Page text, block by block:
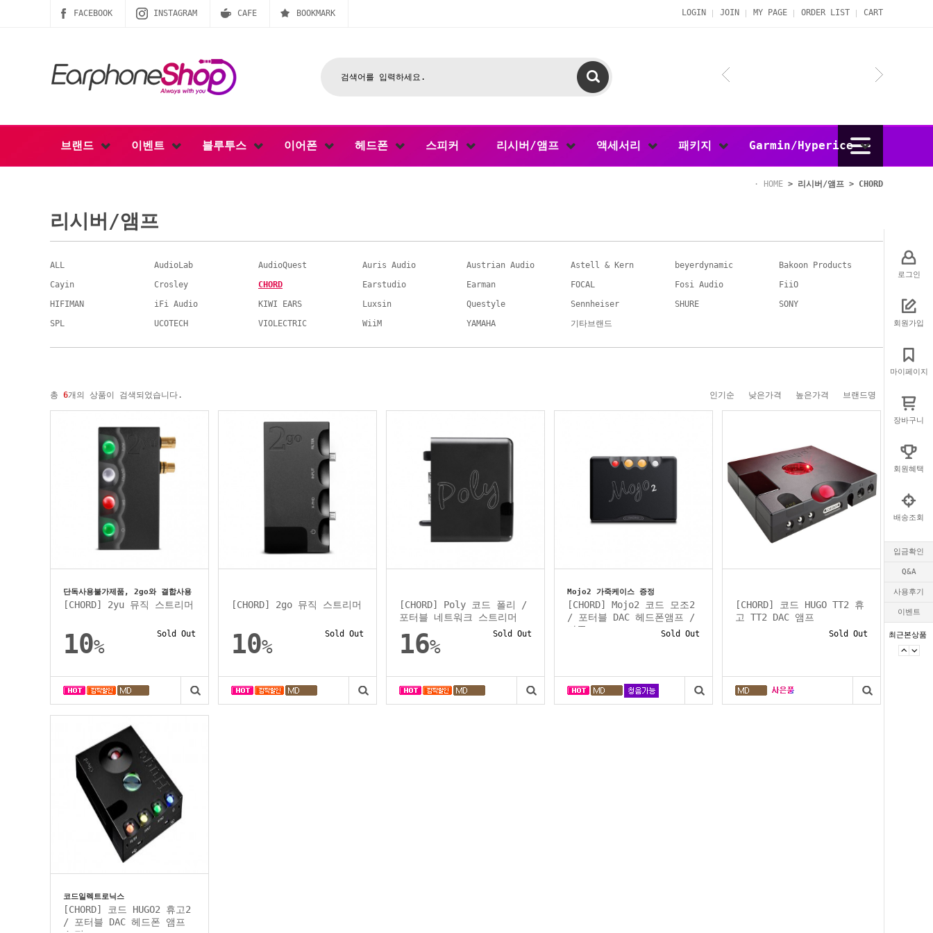
로그인
회원가입
마이페이지
장바구니
회원혜택
배송조회
입금확인
Q&A
사용후기
이벤트
최근본상품
FACEBOOK INSTAGRAM CAFE BOOKMARK LOGIN JOIN MY PAGE ORDER LIST CART
브랜드 이벤트 블루투스 이어폰 헤드폰 스피커 리시버/앰프 액세서리 패키지 Garmin/Hyperice
HOME > 리시버/앰프 > CHORD
리시버/앰프
ALL AudioLab AudioQuest Auris Audio Austrian Audio Astell & Kern beyerdynamic
Bakoon Products
Cayin
Crosley CHORD Earstudio Earman FOCAL Fosi Audio
FiiO
HIFIMAN
iFi Audio KIWI EARS Luxsin Questyle Sennheiser SHURE
SONY
SPL
UCOTECH VIOLECTRIC WiiM YAMAHA 기타브랜드
총 6개의 상품이 검색되었습니다. 인기순 낮은가격 높은가격 브랜드명
단독사용불가제품, 2go와 결합사용
[CHORD] 2yu 뮤직 스트리머
10%
Sold Out
[CHORD] 2go 뮤직 스트리머
10%
Sold Out
[CHORD] Poly 코드 폴리 /
포터블 네트워크 스트리머
16%
Sold Out
Mojo2 가죽케이스 증정
[CHORD] Mojo2 코드 모조2
/ 포터블 DAC 헤드폰앰프 /
가죽...
Sold Out
[CHORD] 코드 HUGO TT2 휴
고 TT2 DAC 앰프
Sold Out
코드일렉트로닉스
[CHORD] 코드 HUGO2 휴고2
/ 포터블 DAC 헤드폰 앰프